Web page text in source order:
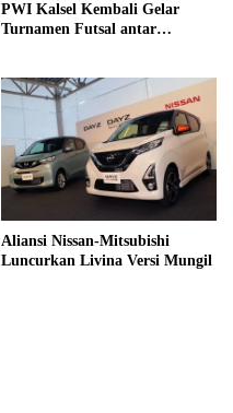
PWI Kalsel Kembali Gelar
Turnamen Futsal antar
Aliansi Nissan-Mitsubishi
Luncurkan Livina Versi Mungil